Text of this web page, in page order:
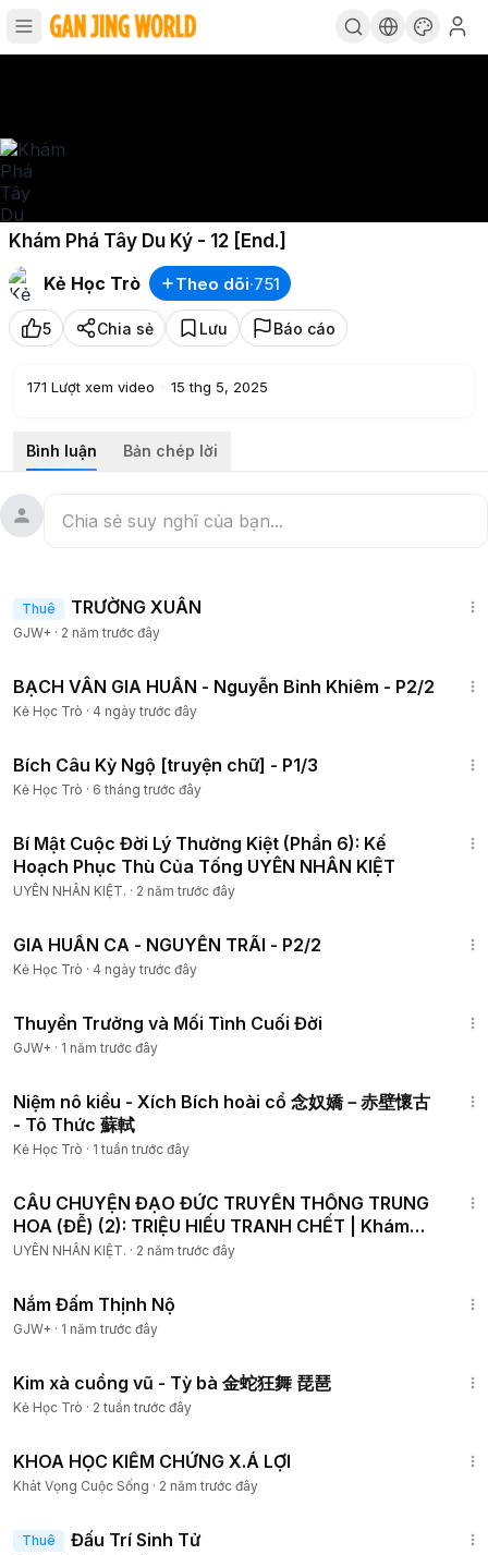
Khám Phá Tây Du Ký - 12 [End.]
Kẻ Học Trò
Theo dõi·751
5 Chia sẻ Lưu Báo cáo
171 Lượt xem video · 15 thg 5, 2025
Bình luận Bản chép lời
Thuê TRƯỜNG XUÂN
GJW+ · 2 năm trước đây
BẠCH VÂN GIA HUẤN - Nguyễn Bỉnh Khiêm - P2/2
Kẻ Học Trò · 4 ngày trước đây
Bích Câu Kỳ Ngộ [truyện chữ] - P1/3
Kẻ Học Trò · 6 tháng trước đây
Bí Mật Cuộc Đời Lý Thường Kiệt (Phần 6): Kế
Hoạch Phục Thù Của Tống UYÊN NHÂN KIỆT
UYÊN NHÂN KIỆT. · 2 năm trước đây
GIA HUẤN CA - NGUYỄN TRÃI - P2/2
Kẻ Học Trò · 4 ngày trước đây
Thuyền Trưởng và Mối Tình Cuối Đời
GJW+ · 1 năm trước đây
Niệm nô kiều - Xích Bích hoài cổ 念奴嬌－赤壁懷古
- Tô Thức 蘇軾
Kẻ Học Trò · 1 tuần trước đây
CÂU CHUYỆN ĐẠO ĐỨC TRUYỀN THỐNG TRUNG
HOA (ĐỄ) (2): TRIỆU HIẾU TRANH CHẾT | Khám
Phá Bí Mật | HTU
UYÊN NHÂN KIỆT. · 2 năm trước đây
Nắm Đấm Thịnh Nộ
GJW+ · 1 năm trước đây
Kim xà cuồng vũ - Tỳ bà 金蛇狂舞 琵琶
Kẻ Học Trò · 2 tuần trước đây
KHOA HỌC KIỂM CHỨNG X.Á LỢI
Khát Vọng Cuộc Sống · 2 năm trước đây
Thuê Đấu Trí Sinh Tử